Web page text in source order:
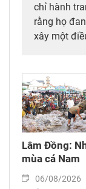
chỉ hành
rằng họ
xây một
Lâm Đồng:
mùa cá Nam
06/08/2026